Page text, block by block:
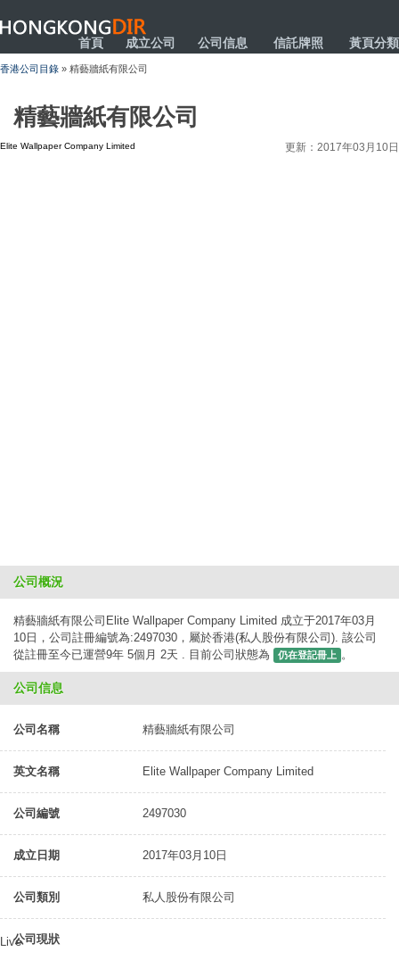
HONGKONGDIR
首頁 成立公司 公司信息 信託牌照 黃頁分類
香港公司目錄 » 精藝牆紙有限公司
精藝牆紙有限公司
Elite Wallpaper Company Limited 更新：2017年03月10日
公司概況
精藝牆紙有限公司Elite Wallpaper Company Limited 成立于2017年03月
10日，公司註冊編號為:2497030，屬於香港(私人股份有限公司). 該公司
從註冊至今已運營9年 5個月 2天 . 目前公司狀態為
仍在登記冊上 。
公司信息
公司名稱 精藝牆紙有限公司
英文名稱 Elite Wallpaper Company Limited
公司編號 2497030
成立日期 2017年03月10日
公司類別 私人股份有限公司
公司現狀
Live